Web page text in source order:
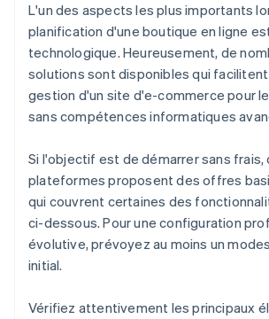
L'un des aspects les plus importants
planification d'une boutique en ligne
technologique. Heureusement, de
solutions sont disponibles qui
gestion d'un site d'e-commerce pour
sans compétences informatiques
Si l'objectif est de démarrer sans frais,
plateformes proposent des offres
qui couvrent certaines des
ci-dessous. Pour une configuration
évolutive, prévoyez au moins un
initial.
Vérifiez attentivement les principaux